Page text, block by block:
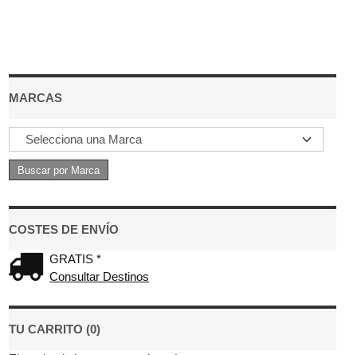
MARCAS
COSTES DE ENVÍO
GRATIS *
Consultar Destinos
TU CARRITO (0)